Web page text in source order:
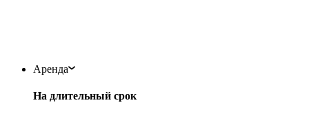
Аренда
На длительный срок